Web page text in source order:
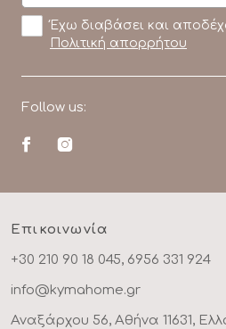
Έχω διαβάσει και
Πολιτική απορρήτου
Follow us:
Επικοινωνία
+30 210 90 18 045, 6956 331 924
info@kymahome.gr
Αναξάρχου 56, Αθήνα 11631,